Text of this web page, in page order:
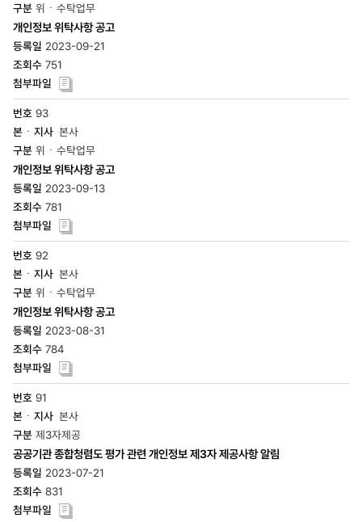
위ㆍ수탁업무
개인정보 위탁사항 공고
2023-09-21
751
93
본사
위ㆍ수탁업무
개인정보 위탁사항 공고
2023-09-13
781
92
본사
위ㆍ수탁업무
개인정보 위탁사항 공고
2023-08-31
784
91
본사
제3자제공
공공기관 종합청렴도 평가 관련 개인정보 제3자 제공사항 알림
2023-07-21
831